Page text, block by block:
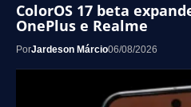
ColorOS 17 beta
OnePlus e Realme
PorJardeson Márcio06/08/2026